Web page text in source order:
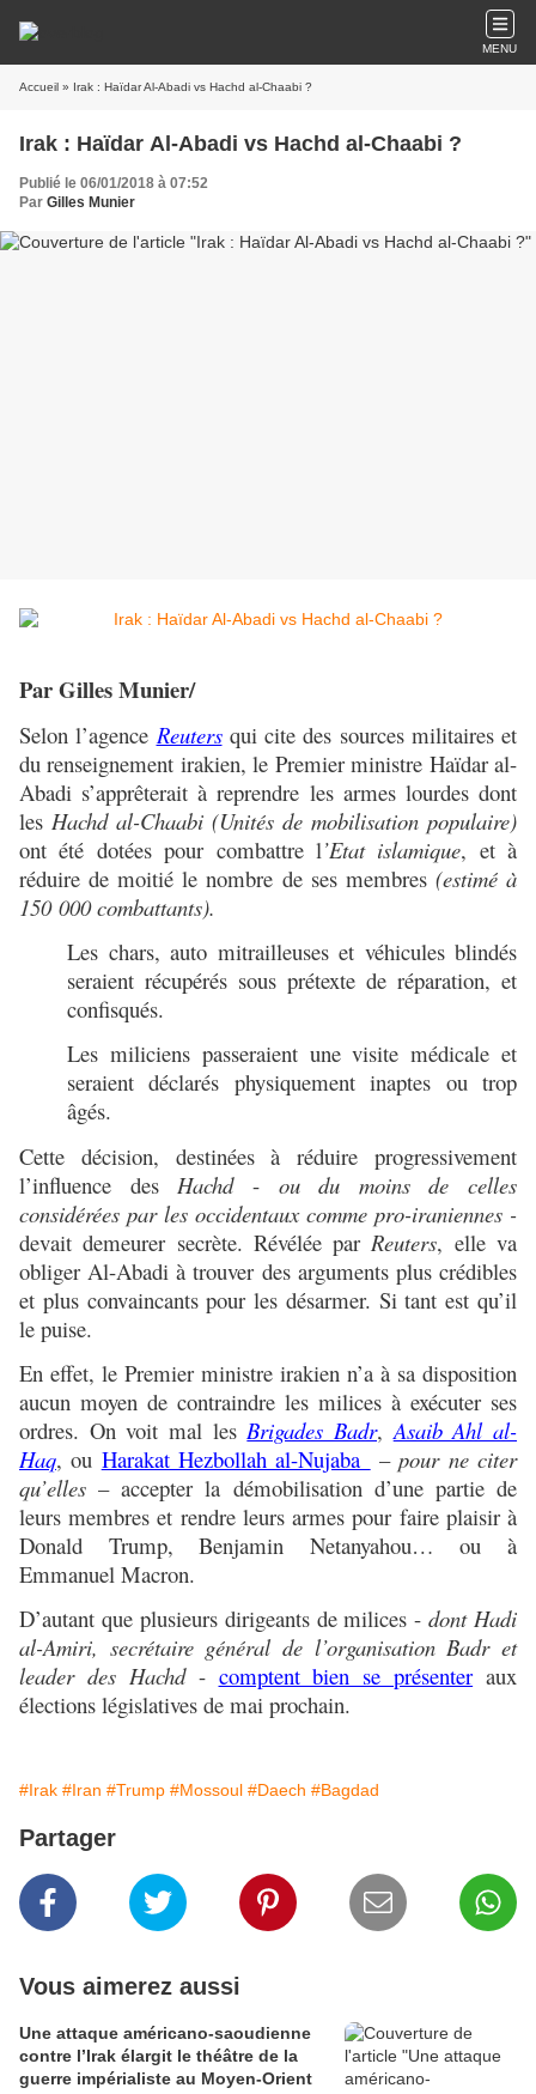
MENU
Accueil » Irak : Haïdar Al-Abadi vs Hachd al-Chaabi ?
Irak : Haïdar Al-Abadi vs Hachd al-Chaabi ?
Publié le 06/01/2018 à 07:52
Par Gilles Munier
Par Gilles Munier/
Selon l’agence Reutersqui cite des sources militaires et
du renseignement irakien, le Premier ministre Haïdar al-
Abadi s’apprêterait à reprendre les armes lourdes dont
les Hachd al-Chaabi (Unités de mobilisation populaire)
ont été dotées pour combattre l’Etat islamique, et à
réduire de moitié le nombre de ses membres(estimé à
150 000 combattants).
Les chars, auto mitrailleuses et véhicules blindés
seraient récupérés sous prétexte de réparation, et
confisqués.
Les miliciens passeraient une visite médicale et
seraient déclarés physiquement inaptes ou trop
âgés.
Cette décision, destinées à réduire progressivement
l’influence des Hachd - ou du moins de celles
considérées par les occidentaux comme pro-iraniennes -
devait demeurer secrète. Révélée par Reuters, elle va
obliger Al-Abadi à trouver des arguments plus crédibles
et plus convaincants pour les désarmer. Si tant est qu’il
le puise.
En effet, le Premier ministre irakien n’a à sa disposition
aucun moyen de contraindre les milices à exécuter ses
ordres. On voit mal les Brigades Badr, Asaib Ahl al-
Haq, ou Harakat Hezbollah al-Nujaba –pour ne citer
qu’elles – accepter la démobilisation d’une partie de
leurs membres et rendre leurs armes pour faire plaisir à
Donald Trump, Benjamin Netanyahou… ou à
Emmanuel Macron.
D’autant que plusieurs dirigeants de milices -dont Hadi
al-Amiri, secrétaire général de l’organisation Badr et
leader des Hachd- comptent bien se présenter aux
élections législatives de mai prochain.
#Irak #Iran #Trump #Mossoul #Daech #Bagdad
Partager
Vous aimerez aussi
Une attaque américano-saoudienne
contre l’Irak élargit le théâtre de la
guerre impérialiste au Moyen-Orient